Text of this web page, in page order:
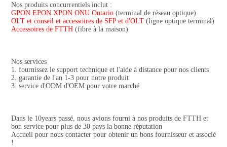
Nos produits concurrentiels inclut :
GPON EPON XPON ONU Ontario (terminal de réseau optique)
OLT et conseil et accessoires de SFP et d'OLT (ligne optique terminal)
Accessoires de FTTH (fibre à la maison)
Nos services
1. fournissez le support technique et l'aide à distance pour nos clients
2. garantie de l'an 1-3 pour notre produit
3. service d'ODM d'OEM pour votre marché
Dans le 10years passé, nous avions fourni à nos produits de FTTH et
bon service pour plus de 30 pays la bonne réputation
Accueil pour nous contacter pour obtenir un bons fournisseur et associé
!